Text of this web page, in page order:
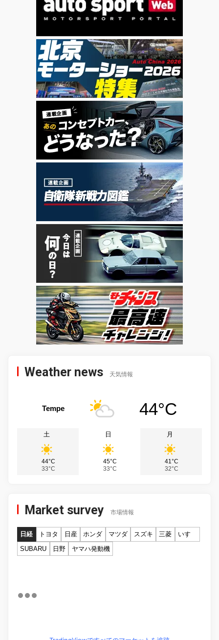
Weather news 天気情報
Tempe 44°C
土
44°C
33°C
日
45°C
33°C
月
41°C
32°C
Market survey 市場情報
日経 トヨタ 日産 ホンダ マツダ スズキ 三菱
いすゞ
SUBARU
日野 ヤマハ発動機